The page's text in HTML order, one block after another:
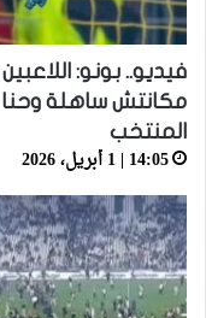
فيديو.. بونو:
مكانتش ساهلة وحنا
المنتخب
14:05 | 1 أبريل، 2026